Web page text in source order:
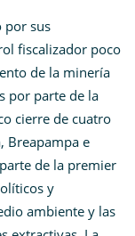
por sus
fiscalizador poco
de la minería
por parte de la
cierre de cuatro
Breapampa e
de la premier
y
ambiente y las